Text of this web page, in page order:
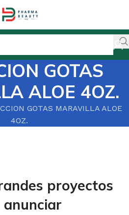
GOTAS
ALOE 4OZ.
GOTAS MARAVILLA ALOE
4OZ.
proyectos